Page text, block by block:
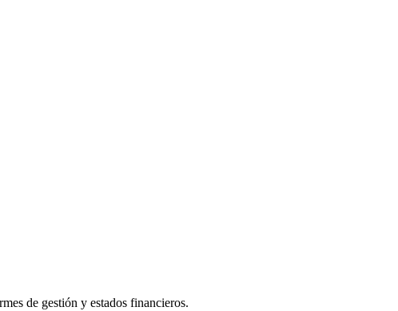
de gestión y estados financieros.